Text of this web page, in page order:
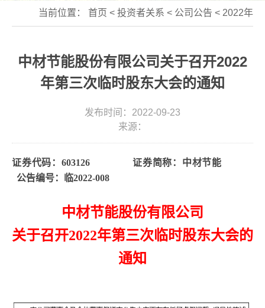
当前位置： 首页 < 投资者关系 < 公司公告 < 2022年
中材节能股份有限公司关于召开2022
年第三次临时股东大会的通知
发布时间：2022-09-23
来源：
证券代码： 603126 证券简称： 中材节能
公告编号：
临2022-008
中材节能股份有限公司
关于召开2022年第三次临时股东大会的
通知